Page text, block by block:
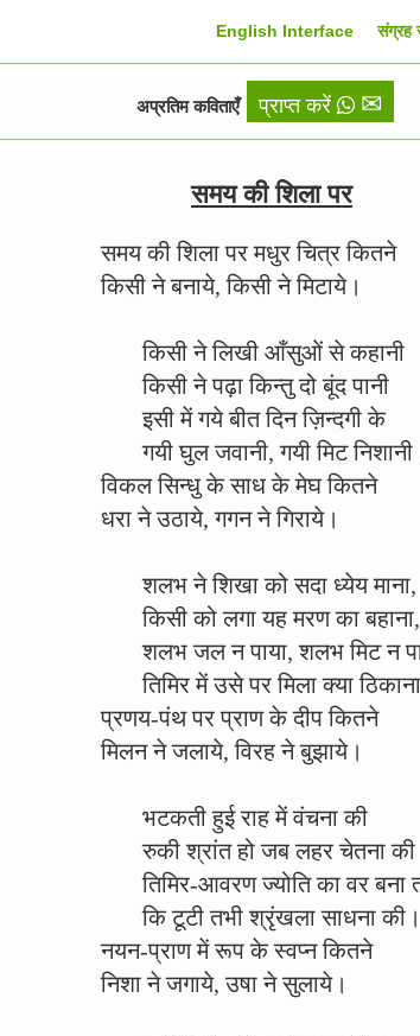
English Interface संग्रह
अप्रतिम कविताएँ प्राप्त करें ✉
समय की शिला पर
समय की शिला पर मधुर चित्र कितने
किसी ने बनाये, किसी ने मिटाये।
किसी ने लिखी आँसुओं से कहानी
किसी ने पढ़ा किन्तु दो बूंद पानी
इसी में गये बीत दिन ज़िन्दगी के
गयी घुल जवानी, गयी मिट
विकल सिन्धु के साध के मेघ कितने
धरा ने उठाये, गगन ने गिराये।
शलभ ने शिखा को सदा ध्येय माना,
किसी को लगा यह मरण का बहाना,
शलभ जल न पाया, शलभ मिट न
तिमिर में उसे पर मिला क्या
प्रणय-पंथ पर प्राण के दीप कितने
मिलन ने जलाये, विरह ने बुझाये।
भटकती हुई राह में वंचना की
रुकी श्रांत हो जब लहर चेतना की
तिमिर-आवरण ज्योति का वर बना
कि टूटी तभी श्रृंखला साधना की।
नयन-प्राण में रूप के स्वप्न कितने
निशा ने जगाये, उषा ने सुलाये।